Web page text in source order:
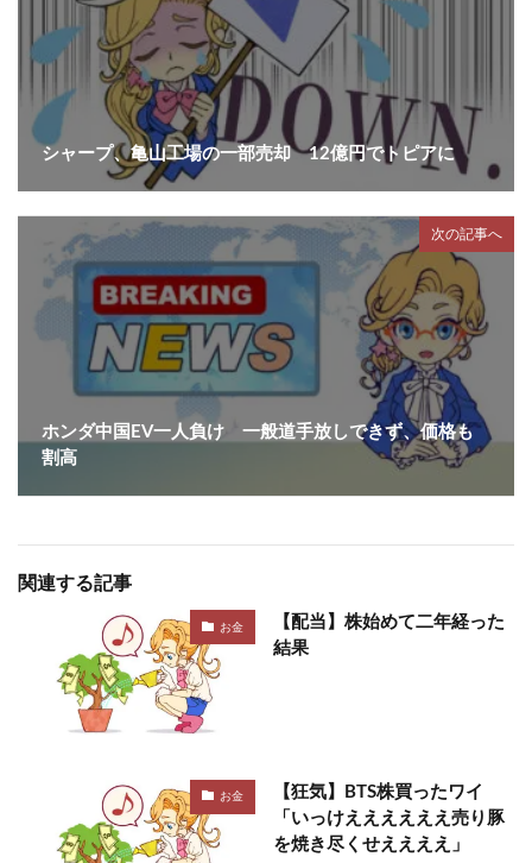
シャープ、亀山工場の一部売却 12億円でトピアに
次の記事へ
ホンダ中国EV一人負け 一般道手放しできず、価格も
割高
関連する記事
お金
【配当】株始めて二年経った
結果
お金
【狂気】BTS株買ったワイ
「いっけええええええ売り豚
を焼き尽くせええええ」